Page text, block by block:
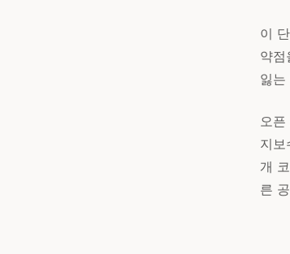
이
약
잃는
오
지보
개
른